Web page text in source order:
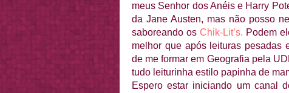
meus Senhor dos Anéis e Harry
da Jane Austen, mas não posso
saboreando os Chik-Lit’s. Podem
melhor que após leituras pesadas
de me formar em Geografia pela
tudo leiturinha estilo papinha de
Espero estar iniciando um canal